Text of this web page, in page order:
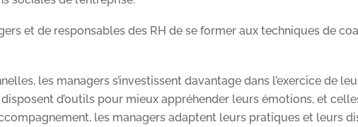
et de responsables des RH de se former aux techniques de
les managers s’investissent davantage dans l’exercice de
d’outils pour mieux appréhender leurs émotions, et
les managers adaptent leurs pratiques et leurs